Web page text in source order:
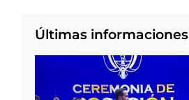
Últimas informaciones